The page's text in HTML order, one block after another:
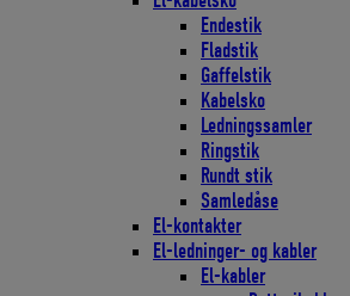
Endestik
Fladstik
Gaffelstik
Kabelsko
Ledningssamler
Ringstik
Rundt stik
Samledåse
El-kontakter
El-ledninger- og kabler
El-kabler